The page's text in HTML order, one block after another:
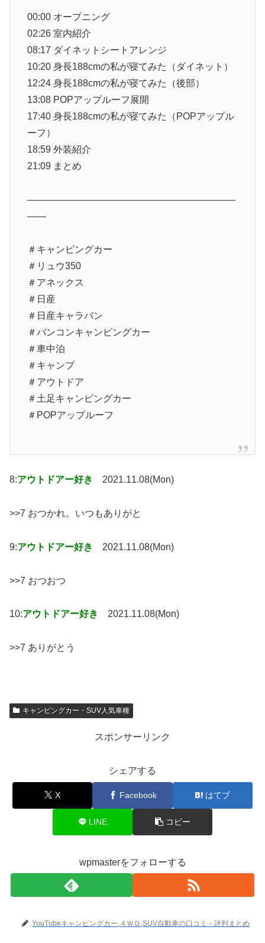
00:00 オープニング
02:26 室内紹介
08:17 ダイネットシートアレンジ
10:20 身長188cmの私が寝てみた（ダイネット）
12:24 身長188cmの私が寝てみた（後部）
13:08 POPアップルーフ展開
17:40 身長188cmの私が寝てみた（POPアップル
ーフ）
18:59 外装紹介
21:09 まとめ
——————————————————————
——
＃キャンピングカー
＃リュウ350
＃アネックス
＃日産
＃日産キャラバン
＃バンコンキャンピングカー
＃車中泊
＃キャンプ
＃アウトドア
＃土足キャンピングカー
＃POPアップルーフ
8:アウトドアー好き 2021.11.08(Mon)
>>7 おつかれ。いつもありがと
9:アウトドアー好き 2021.11.08(Mon)
>>7 おつおつ
10:アウトドアー好き 2021.11.08(Mon)
>>7 ありがとう
キャンピングカー・SUV人気車種
スポンサーリンク
シェアする
X Facebook はてブ
LINE コピー
wpmasterをフォローする
YouTubeキャンピングカー,４ＷＤ,SUV自動車の口コミ・評判まとめ